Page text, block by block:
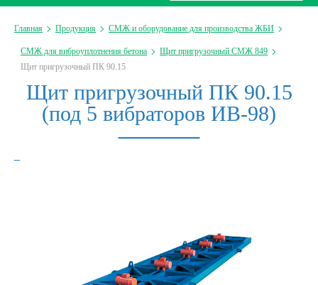
Главная Продукция СМЖ и оборудование для производства ЖБИ
СМЖ для виброуплотнения бетона
Щит пригрузочный СМЖ 849
Щит пригрузочный ПК 90.15
Щит пригрузочный ПК 90.15
(под 5 вибраторов ИВ-98)